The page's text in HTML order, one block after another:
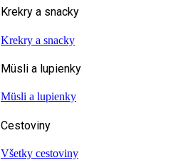
Krekry a snacky
Krekry a snacky
Müsli a lupienky
Müsli a lupienky
Cestoviny
Všetky cestoviny